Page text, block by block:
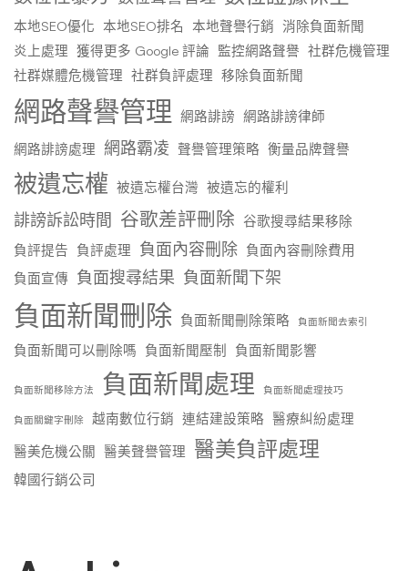
本地SEO優化 本地SEO排名 本地聲譽行銷 消除負面新聞
炎上處理 獲得更多 Google 評論 監控網路聲譽 社群危機管理
社群媒體危機管理 社群負評處理 移除負面新聞
網路聲譽管理 網路誹謗 網路誹謗律師
網路誹謗處理 網路霸凌 聲譽管理策略 衡量品牌聲譽
被遺忘權 被遺忘權台灣 被遺忘的權利
誹謗訴訟時間 谷歌差評刪除 谷歌搜尋結果移除
負評提告 負評處理 負面內容刪除 負面內容刪除費用
負面宣傳 負面搜尋結果 負面新聞下架
負面新聞刪除 負面新聞刪除策略 負面新聞去索引
負面新聞可以刪除嗎 負面新聞壓制 負面新聞影響
負面新聞移除方法 負面新聞處理 負面新聞處理技巧
負面關鍵字刪除 越南數位行銷 連結建設策略 醫療糾紛處理
醫美危機公關 醫美聲譽管理 醫美負評處理
韓國行銷公司